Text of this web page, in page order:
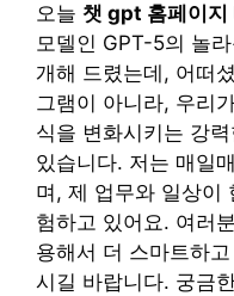
오늘 챗 gpt 홈페이지
모델인 GPT-5의 놀
개해 드렸는데, 어떠
그램이 아니라, 우리
식을 변화시키는 강
있습니다. 저는 매일
며, 제 업무와 일상이
험하고 있어요. 여러
용해서 더 스마트하
시길 바랍니다. 궁금